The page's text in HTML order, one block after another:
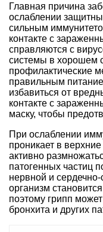
Главная причина
ослаблении
сильным
контакте с
справляются с
системы в хорошем
профилактические
правильным
избавиться от
контакте с
маску, чтобы
При ослаблении
проникает в
активно
патогенных частиц
нервной и
организм
поэтому грипп
бронхита и других